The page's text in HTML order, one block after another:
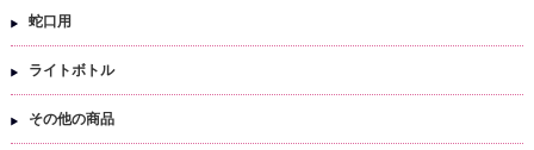
蛇口用
ライトボトル
その他の商品